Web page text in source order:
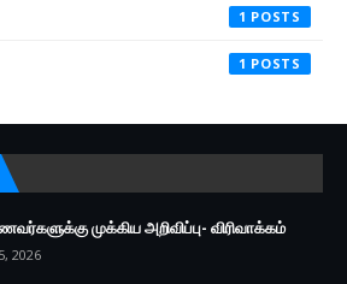
1
1
முக்கிய அறிவிப்பு- விரிவாக்கம்
2026